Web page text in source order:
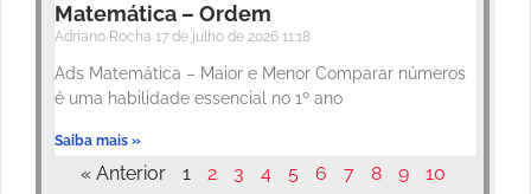
Matemática – Ordem
Adriano Rocha 17 de julho de 2026 11:18
Ads Matemática – Maior e Menor Comparar números
é uma habilidade essencial no 1º ano
Saiba mais »
« Anterior 1 2 3 4 5 6 7 8 9
10